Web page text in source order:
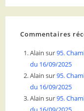
Commentaires
Alain sur95.
du 16/09/2025
Alain sur95.
du 16/09/2025
Alain sur95.